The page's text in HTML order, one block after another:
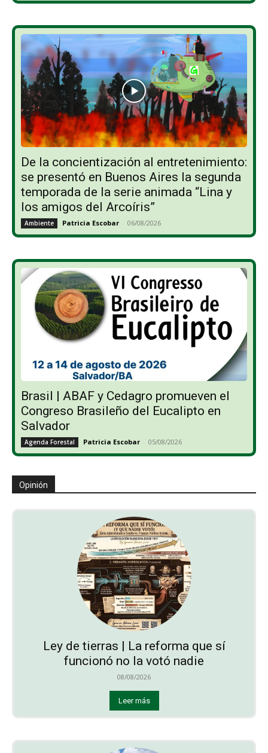
De la concientización al entretenimiento:
se presentó en Buenos Aires la segunda
temporada de la serie animada “Lina y
los amigos del Arcoíris”
Ambiente Patricia Escobar - 06/08/2026
Brasil | ABAF y Cedagro promueven el
Congreso Brasileño del Eucalipto en
Salvador
Agenda Forestal Patricia Escobar - 05/08/2026
Opinión
Ley de tierras | La reforma que sí
funcionó no la votó nadie
08/08/2026
Leer más